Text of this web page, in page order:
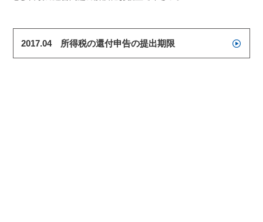
2017.04 所得税の還付申告の提出期限